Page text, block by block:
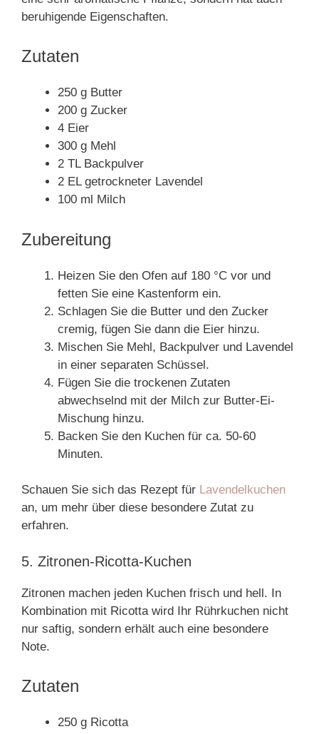
beruhigende Eigenschaften.
Zutaten
250 g Butter
200 g Zucker
4 Eier
300 g Mehl
2 TL Backpulver
2 EL getrockneter Lavendel
100 ml Milch
Zubereitung
Heizen Sie den Ofen auf 180 °C vor und
fetten Sie eine Kastenform ein.
Schlagen Sie die Butter und den Zucker
cremig, fügen Sie dann die Eier hinzu.
Mischen Sie Mehl, Backpulver und Lavendel
in einer separaten Schüssel.
Fügen Sie die trockenen Zutaten
abwechselnd mit der Milch zur Butter-Ei-
Mischung hinzu.
Backen Sie den Kuchen für ca. 50-60
Minuten.
Schauen Sie sich das Rezept für Lavendelkuchen
an, um mehr über diese besondere Zutat zu
erfahren.
5. Zitronen-Ricotta-Kuchen
Zitronen machen jeden Kuchen frisch und hell. In
Kombination mit Ricotta wird Ihr Rührkuchen nicht
nur saftig, sondern erhält auch eine besondere
Note.
Zutaten
250 g Ricotta